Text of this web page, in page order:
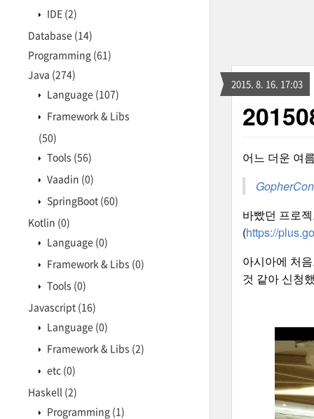
IDE (2)
Database (14)
Programming (61)
Java (274)
Language (107)
Framework & Libs
(50)
Tools (56)
Vaadin (0)
SpringBoot (60)
Kotlin (0)
Language (0)
Framework & Libs (0)
Tools (0)
Javascript (16)
Language (0)
Framework & Libs (2)
etc (0)
Haskell (2)
Programming (1)
2015. 8. 16. 17:03
어느 더운 여
바빴던 프로
(https://
아시아에 처
것 같아 신청